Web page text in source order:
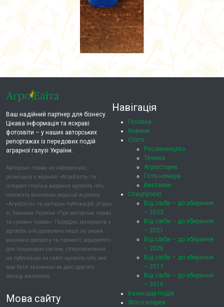
Ваш надійний партнер для бізнесу.
Цікава інформація та яскраві
фотозвіти – у наших авторських
репортажах із передових подій
аграрної галузі України.
Авторські права на інформацію,
розміщену у журналі «АгроЕліта» та
інтернет-сторінці видання agroelita.info,
належать виключно редакції журналу
«АгроЕліта» та авторам публікацій, згідно
зі Законом України «Про авторське право
та суміжні права». Передрук матеріалів з
agroelita.info дозволено лише за умови
вказівки джерела та прямого, відкритого
для пошукових систем, гіперпосилання
на публікацію на сайті agroelita.info, яке
має бути зазначено не далі другого
абзацу матеріалу.
Мова сайту
Навігація
Головна
Новини
Статті
Рослинництво
Техніка
Агроісторик
Гість номера
Виставки
Спецпроєкт
Від сівби – до збирання
– 2023
Від сівби – до збирання
– 2021
Від сівби – до збирання
– 2020
Від сівби – до збирання
– 2017
Від сівби – до збирання
– 2016
Календар подій
Фотогалерея